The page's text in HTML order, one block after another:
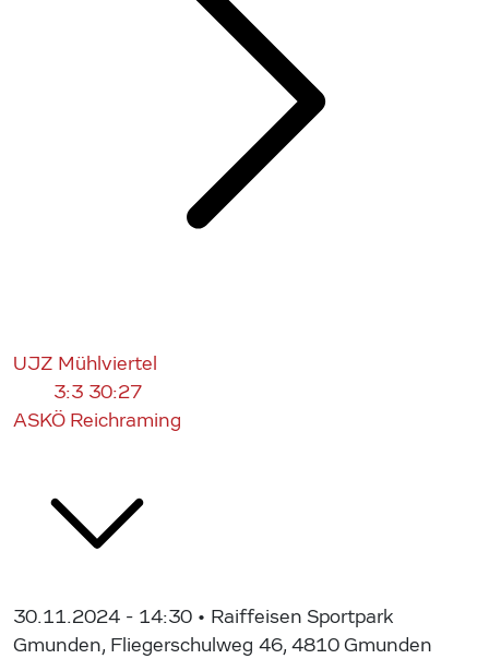
UJZ Mühlviertel
3:3 30:27
ASKÖ Reichraming
30.11.2024 - 14:30 • Raiffeisen Sportpark
Gmunden, Fliegerschulweg 46, 4810 Gmunden